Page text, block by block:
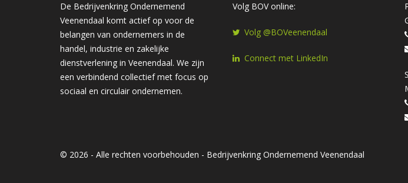
De Bedrijvenkring Ondernemend
Veenendaal komt actief op voor de
belangen van ondernemers in de
handel, industrie en zakelijke
dienstverlening in Veenendaal. We zijn
een verbindend collectief met focus op
sociaal en circulair ondernemen.
Volg BOV online:
Volg @BOVeenendaal
Connect met LinkedIn
© 2026 - Alle rechten voorbehouden - Bedrijvenkring Ondernemend Veenendaal